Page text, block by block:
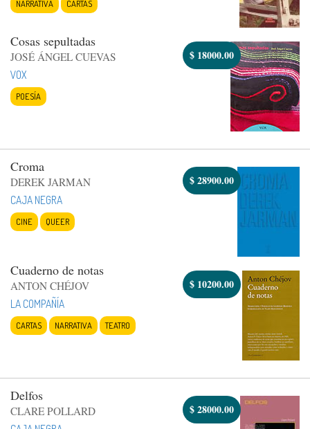
NARRATIVA CARTAS
Cosas sepultadas
JOSÉ ÁNGEL CUEVAS
VOX
POESÍA
$ 18000.00
Croma
DEREK JARMAN
CAJA NEGRA
CINE QUEER
$28900.00
Cuaderno de notas
ANTON CHÉJOV
LA COMPAÑÍA
CARTAS NARRATIVA TEATRO
$ 10200.00
Delfos
CLARE POLLARD
$28000.00